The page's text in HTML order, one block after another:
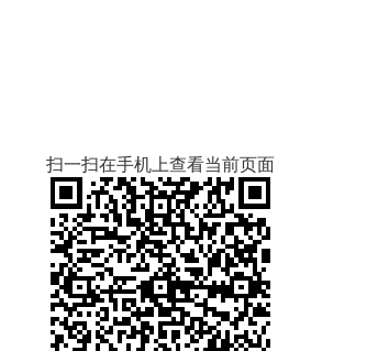
扫一扫在手机上查看当前页面